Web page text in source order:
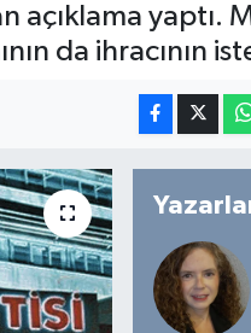
açıklama yaptı.
da ihracının